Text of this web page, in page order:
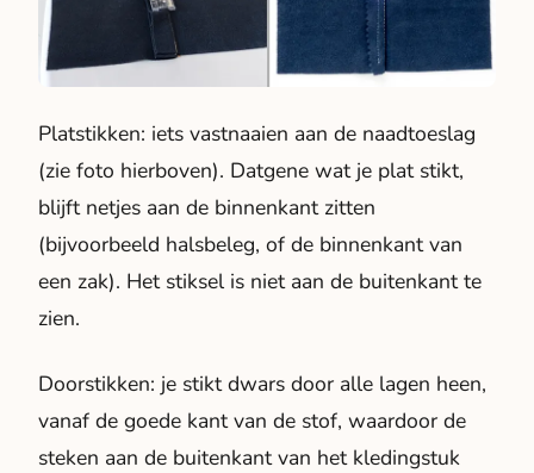
Platstikken: iets vastnaaien aan de naadtoeslag
(zie foto hierboven). Datgene wat je plat stikt,
blijft netjes aan de binnenkant zitten
(bijvoorbeeld halsbeleg, of de binnenkant van
een zak). Het stiksel is niet aan de buitenkant te
zien.
Doorstikken: je stikt dwars door alle lagen heen,
vanaf de goede kant van de stof, waardoor de
steken aan de buitenkant van het kledingstuk